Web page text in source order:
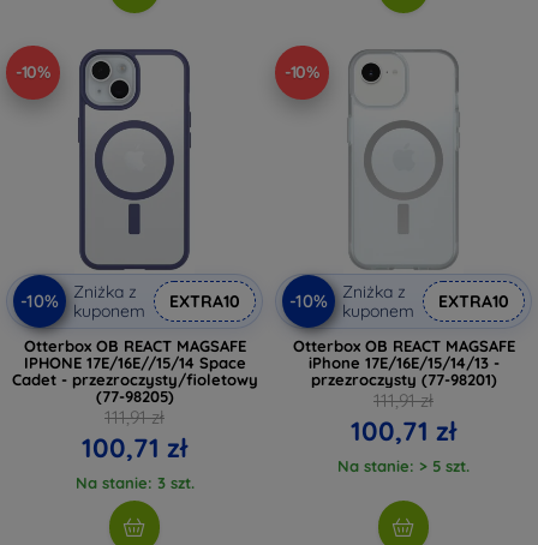
-10%
-10%
Zniżka z
kuponem
EXTRA10
Otterbox OB REACT MAGSAFE
IPHONE 17E/16E//15/14 Space
Cadet - przezroczysty/fioletowy
(77-98205)
111,91 zł
100,71 zł
Na stanie: 3 szt.
-10%
-10%
Zniżka z
kuponem
EXTRA10
Otterbox OB REACT MAGSAFE
iPhone 17E/16E/15/14/13 -
przezroczysty (77-98201)
111,91 zł
100,71 zł
Na stanie: > 5 szt.